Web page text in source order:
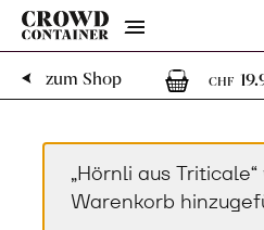
Menu
zum Shop
CHF
„Hörnli aus
Warenkorb